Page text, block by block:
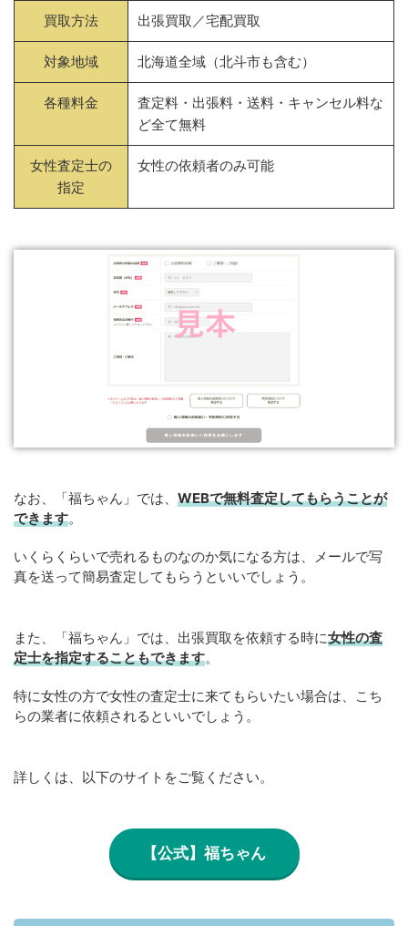
買取方法 出張買取／宅配買取
対象地域 北海道全域（北斗市も含む）
各種料金
査定料・出張料・送料・キャンセル料な
ど全て無料
女性査定士の
指定
女性の依頼者のみ可能
なお、「福ちゃん」では、 WEBで無料査定してもらうことが
できます。
いくらくらいで売れるものなのか気になる方は、メールで写
真を送って簡易査定してもらうといいでしょう。
また、「福ちゃん」では、出張買取を依頼する時に女性の査
定士を指定することもできます。
特に女性の方で女性の査定士に来てもらいたい場合は、こち
らの業者に依頼されるといいでしょう。
詳しくは、以下のサイトをご覧ください。
【公式】福ちゃん